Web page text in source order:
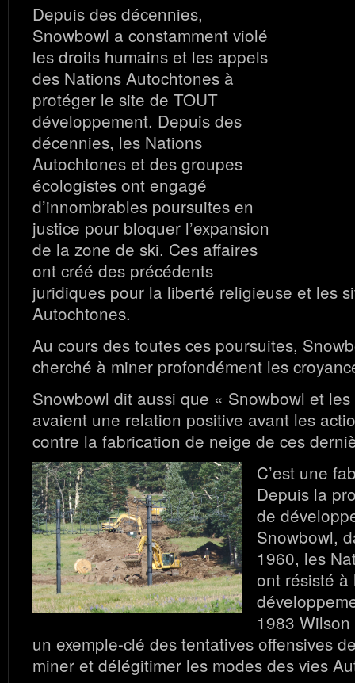
Depuis des décennies,
Snowbowl a constamment violé
les droits humains et les appels
des Nations Autochtones à
protéger le site de TOUT
développement. Depuis des
décennies, les Nations
Autochtones et des groupes
écologistes ont engagé
d’innombrables poursuites en
justice pour bloquer l’expansion
de la zone de ski. Ces affaires
ont créé des précédents
juridiques pour la liberté religieuse et les
Autochtones.
Au cours des toutes ces poursuites,
cherché à miner profondément les
Snowbowl dit aussi que « Snowbowl et
avaient une relation positive avant les
contre la fabrication de neige de ces
C’est une
Depuis la
de
Snowbowl,
1960, les
ont résisté
1983
un exemple-clé des tentatives offensives
miner et délégitimer les modes des vies